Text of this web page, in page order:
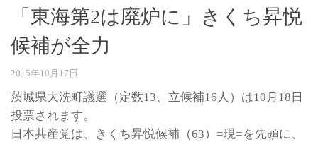
「東海第2は廃炉に」きくち昇悦
候補が全力
2015年10月17日
茨城県大洗町議選（定数13、立候補16人）は10月18日
投票されます。
日本共産党は、きくち昇悦候補（63）=現=を先頭に、